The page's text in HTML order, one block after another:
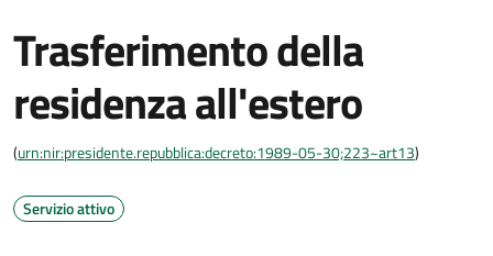
Trasferimento della
residenza all'estero
(urn:nir:presidente.repubblica:decreto:1989-05-30;223~art13)
Servizio attivo